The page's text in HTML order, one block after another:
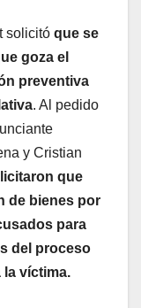
solicitó que se
goza el
preventiva
. Al pedido
y Cristian
que
de bienes por
para
del proceso
víctima.